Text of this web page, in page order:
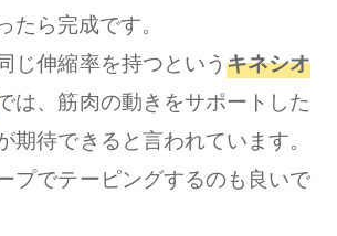
たら完成です。
じ伸縮率を持つという キネシオ
は、筋肉の動きをサポートした
期待できると言われています。
プでテーピングするのも良いで